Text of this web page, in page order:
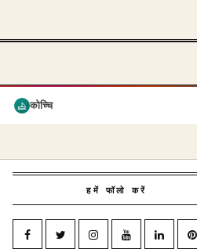
कोच्चि
हमें फॉलो करें